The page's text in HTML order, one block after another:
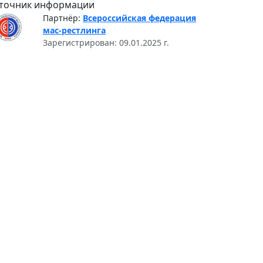
информации
Партнёр: Всероссийская федерация
мас-рестлинга
Зарегистрирован: 09.01.2025 г.